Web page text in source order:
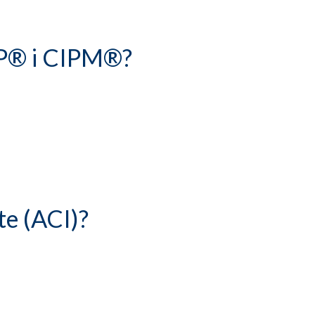
i CIPM®?
(ACI)?